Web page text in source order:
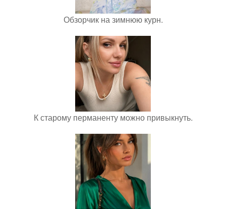
Обзорчик на зимнюю курн.
К старому перманенту можно привыкнуть.